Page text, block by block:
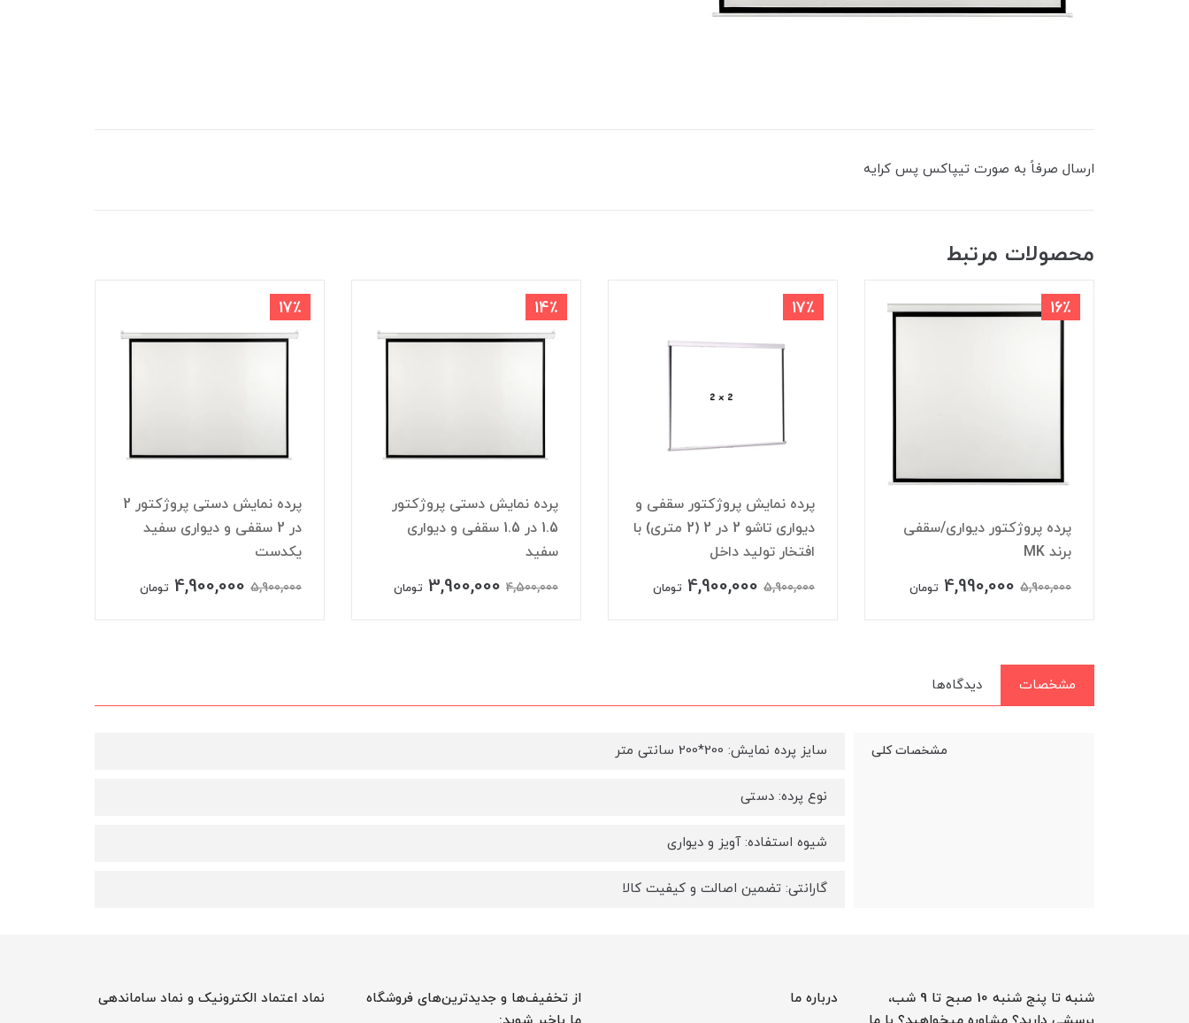
ارسال صرفاً به صورت تیپاکس پس کرایه
محصولات مرتبط
16٪
پرده پروژکتور دیواری/سقفی
برند MK
5,900,000
4,990,000 تومان
17٪
پرده نمایش پروژکتور سقفی و
دیواری تاشو 2 در 2 (2 متری) با
افتخار تولید داخل
5,900,000
4,900,000 تومان
14٪
پرده نمایش دستی پروژکتور
1.5 در 1.5 سقفی و دیواری
سفید
4,500,000
3,900,000 تومان
17٪
پرده نمایش دستی پروژکتور 2
در 2 سقفی و دیواری سفید
یکدست
5,900,000
4,900,000 تومان
مشخصات دیدگاه‌ها
مشخصات کلی سایز پرده نمایش: 200*200 سانتی متر
نوع پرده: دستی
شیوه استفاده: آویز و دیواری
گارانتی: تضمین اصالت و کیفیت کالا
شنبه تا پنج شنبه 10 صبح تا 9 شب،
درباره ما
از تخفیف‌ها و جدیدترین‌های فروشگاه
نماد اعتماد الکترونیک و نماد ساماندهی